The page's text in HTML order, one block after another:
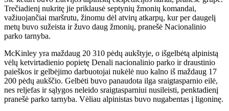
Trečiadienį nukritę jie priklausė septynių žmonių komandai,
važiuojančiai maršrutu, žinomu dėl atvirų atkarpų, kur per daugelį
metų buvo sužeista ir žuvo daug žmonių, pranešė Nacionalinio
parko tarnyba.
McKinley yra maždaug 20 310 pėdų aukštyje, o išgelbėtą alpinistą
vėlų ketvirtadienio popietę Denali nacionalinio parko ir draustinio
paieškos ir gelbėjimo darbuotojai nukėlė nuo kalno iš maždaug 17
200 pėdų aukščio. Gelbėti buvo panaudota ilga sraigtasparnio eilė,
nes reljefas ir sąlygos neleido sraigtasparniui nusileisti, penktadienį
pranešė parko tarnyba. Vėliau alpinistas buvo nugabentas į ligoninę.